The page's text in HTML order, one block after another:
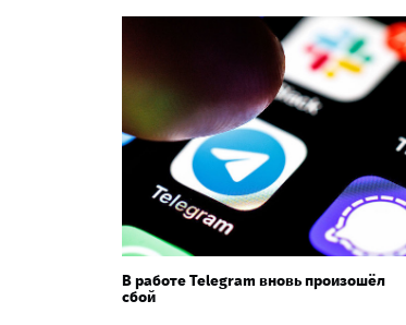
В работе Telegram вновь произошёл
сбой